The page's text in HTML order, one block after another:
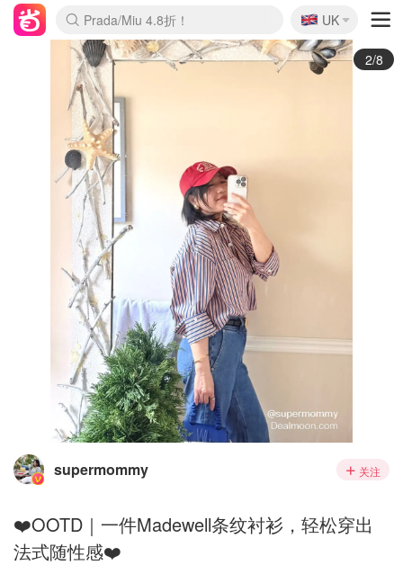
麦卢卡蜂蜜夏促！个位数！
Prada/Miu 4.8折！
啥？必胜客披萨5折！
🇬🇧
UK
3/8
supermommy 关注
❤️OOTD｜一件Madewell条纹衬衫，轻松穿出
法式随性感❤️